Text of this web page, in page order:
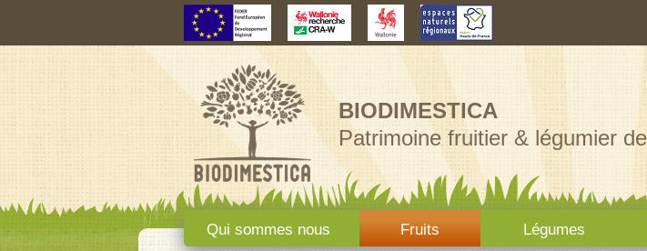
BIODIMESTICA
Patrimoine fruitier & légumier
Menu principal
Qui sommes nous Fruits Légumes